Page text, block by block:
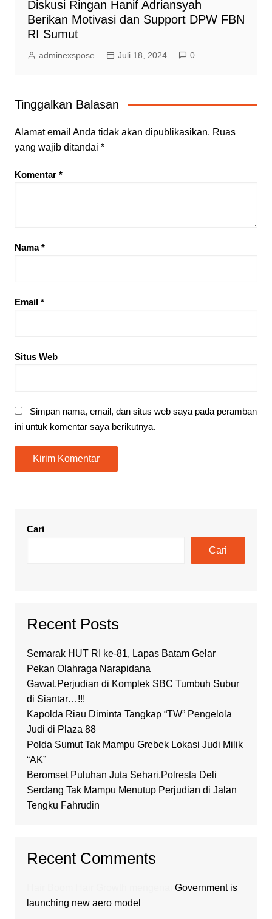
Diskusi Ringan Hanif Adriansyah
Berikan Motivasi dan Support DPW FBN
RI Sumut
adminexspose Juli 18, 2024 0
Tinggalkan Balasan
Alamat email Anda tidak akan dipublikasikan. Ruas
yang wajib ditandai *
Komentar *
Nama*
Email *
Situs Web
Simpan nama, email, dan situs web saya pada peramban
ini untuk komentar saya berikutnya.
Cari
Cari
Recent Posts
Semarak HUT RI ke-81, Lapas Batam Gelar
Pekan Olahraga Narapidana
Gawat,Perjudian di Komplek SBC Tumbuh Subur
di Siantar…!!!
Kapolda Riau Diminta Tangkap “TW” Pengelola
Judi di Plaza 88
Polda Sumut Tak Mampu Grebek Lokasi Judi Milik
“AK”
Beromset Puluhan Juta Sehari,Polresta Deli
Serdang Tak Mampu Menutup Perjudian di Jalan
Tengku Fahrudin
Recent Comments
Government is
launching new aero model